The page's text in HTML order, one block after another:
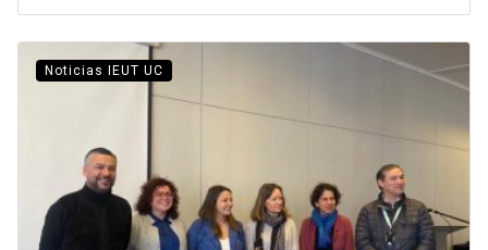
Noticias IEUT UC